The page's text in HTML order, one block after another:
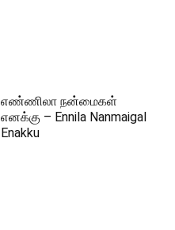
எண்ணிலா நன்மைகள்
எனக்கு – Ennila Nanmaigal
Enakku